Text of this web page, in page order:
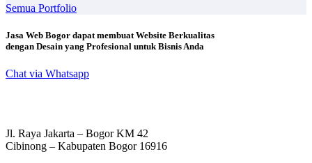
Semua Portfolio
Jasa Web Bogor dapat membuat Website Berkualitas
dengan Desain yang Profesional untuk Bisnis Anda
Chat via Whatsapp
Jl. Raya Jakarta – Bogor KM 42
Cibinong – Kabupaten Bogor 16916